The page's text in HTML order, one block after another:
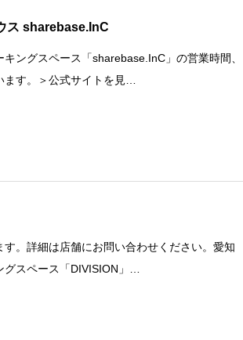
ス sharebase.InC
ングスペース「sharebase.InC」の営業時間、
す。＞公式サイトを見…
。詳細は店舗にお問い合わせください。愛知
スペース「DIVISION」…